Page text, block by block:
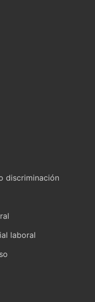
discriminación
laboral